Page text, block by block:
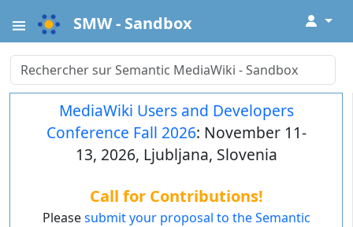
SMW - Sandbox ↓
MediaWiki Users and Developers
Conference Fall 2026: November 11-
13, 2026, Ljubljana, Slovenia
Call for Contributions!
Pleasesubmit your proposal to the Semantic